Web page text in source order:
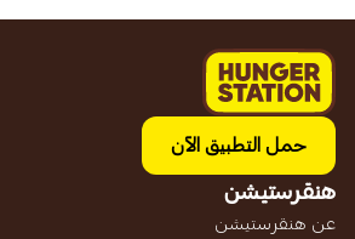
حمل التطبيق الآن
هنقرستيشن
عن هنقرستيشن